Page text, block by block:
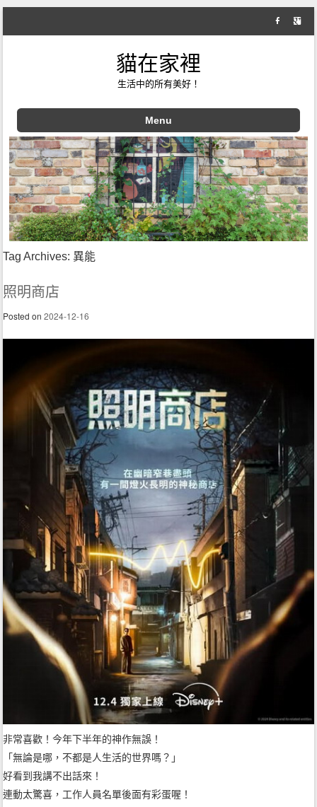
貓在家裡
生活中的所有美好！
Menu
Skip to content
Tag Archives:異能
照明商店
Posted on2024-12-16
非常喜歡！今年下半年的神作無誤！
「無論是哪，不都是人生活的世界嗎？」
好看到我講不出話來！
連動太驚喜，工作人員名單後面有彩蛋喔！